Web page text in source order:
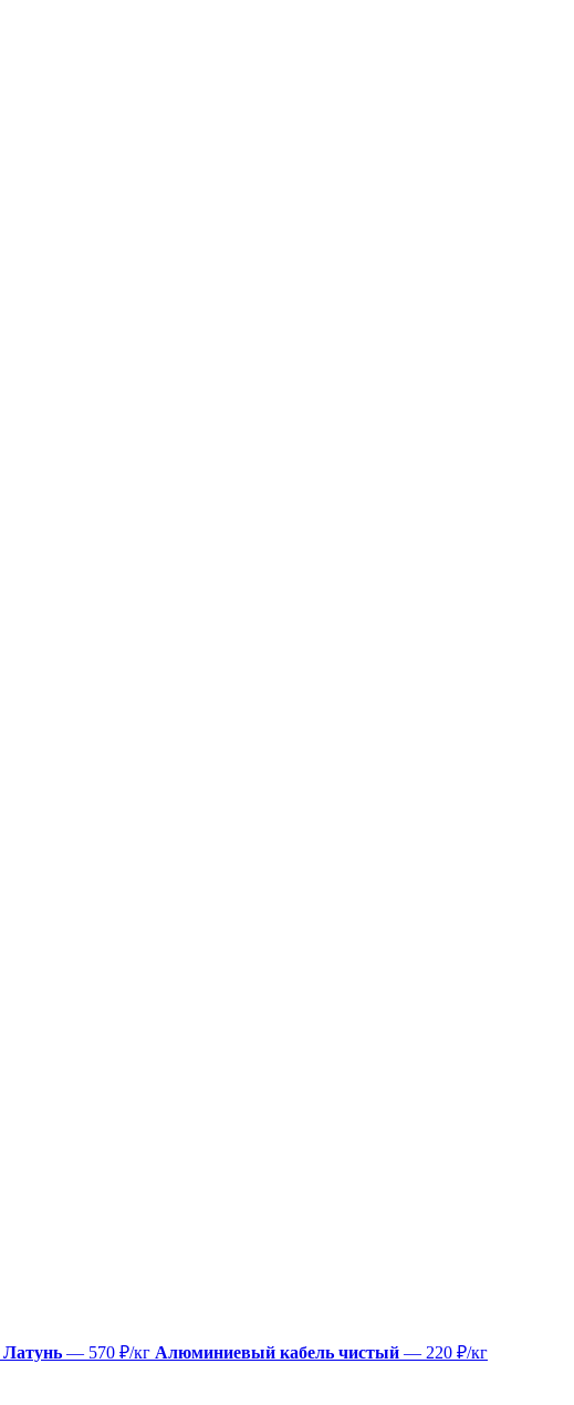
Латунь — 570 ₽/кг Алюминиевый кабель чистый — 220 ₽/кг